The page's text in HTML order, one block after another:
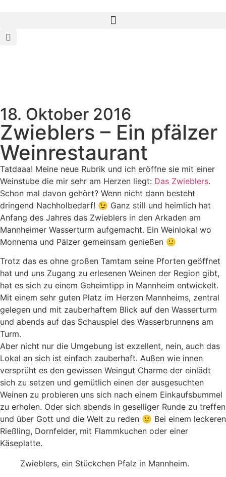
18. Oktober 2016
Zwieblers – Ein pfälzer
Weinrestaurant
Tatdaaa! Meine neue Rubrik und ich eröffne sie mit einer
Weinstube die mir sehr am Herzen liegt: Das Zwieblers.
Schon mal davon gehört? Wenn nicht dann besteht
dringend Nachholbedarf! 😉 Ganz still und heimlich hat
Anfang des Jahres das Zwieblers in den Arkaden am
Mannheimer Wasserturm aufgemacht. Ein Weinlokal wo
Monnema und Pälzer gemeinsam genießen 🙂
Trotz das es ohne großen Tamtam seine Pforten geöffnet
hat und uns Zugang zu erlesenen Weinen der Region gibt,
hat es sich zu einem Geheimtipp in Mannheim entwickelt.
Mit einem sehr guten Platz im Herzen Mannheims, zentral
gelegen und mit zauberhaftem Blick auf den Wasserturm
und abends auf das Schauspiel des Wasserbrunnens am
Turm.
Aber nicht nur die Umgebung ist exzellent, nein, auch das
Lokal an sich ist einfach zauberhaft. Außen wie innen
versprüht es den gewissen Weingut Charme der einlädt
sich zu setzen und gemütlich einen der ausgesuchten
Weinen zu probieren uns sich nach einem Einkaufsbummel
zu erholen. Oder sich abends in geselliger Runde zu treffen
und über Gott und die Welt zu reden 🙂 Bei einem leckeren
Rießling, Dornfelder, mit Flammkuchen oder einer
Käseplatte.
Zwieblers, ein Stückchen Pfalz in Mannheim.